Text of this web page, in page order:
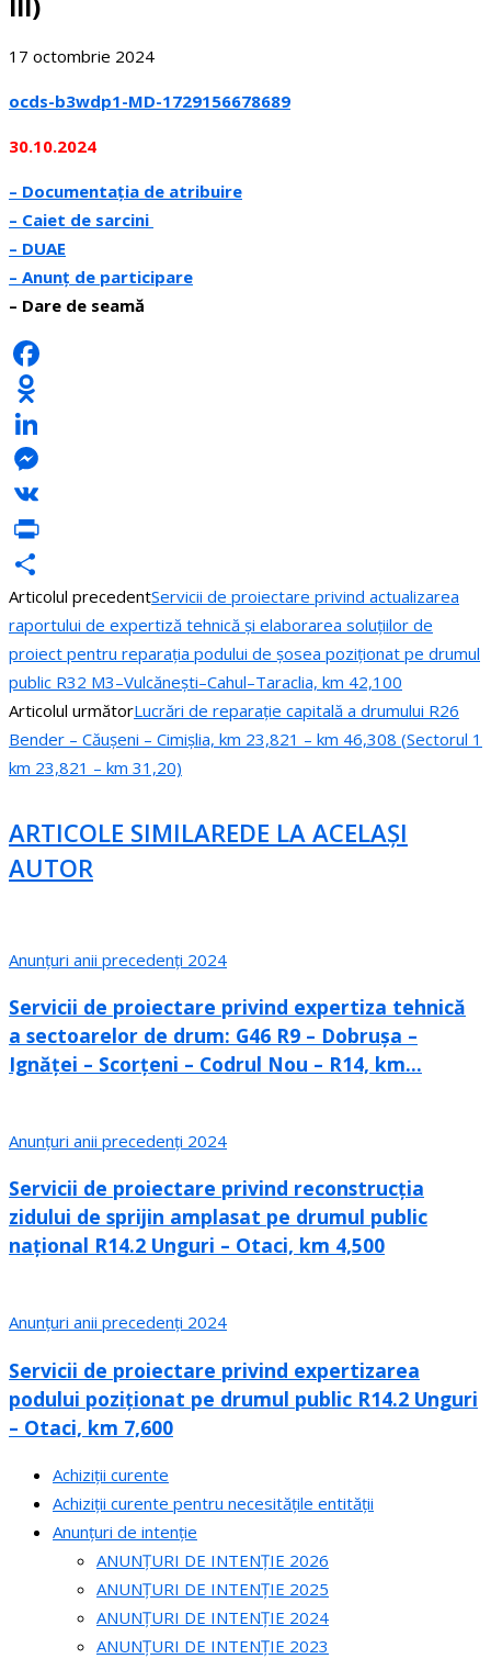
17 octombrie 2024
ocds-b3wdp1-MD-1729156678689
30.10.2024
– Documentația de atribuire
– Caiet de sarcini
– DUAE
– Anunț de participare
– Dare de seamă
Facebook
Odnoklassniki
LinkedIn
Messenger
VK
PrintFriendly
Partajează
Articolul precedentServicii de proiectare privind actualizarea
raportului de expertiză tehnică și elaborarea soluțiilor de
proiect pentru reparația podului de șosea poziționat pe drumul
public R32 M3–Vulcănești–Cahul–Taraclia, km 42,100
Articolul următorLucrări de reparație capitală a drumului R26
Bender – Căușeni – Cimișlia, km 23,821 – km 46,308 (Sectorul 1
km 23,821 – km 31,20)
ARTICOLE SIMILAREDE LA ACELAȘI
AUTOR
Anunțuri anii precedenți 2024
Servicii de proiectare privind expertiza tehnică
a sectoarelor de drum: G46 R9 – Dobrușa –
Ignăței – Scorțeni – Codrul Nou – R14, km...
Anunțuri anii precedenți 2024
Servicii de proiectare privind reconstrucția
zidului de sprijin amplasat pe drumul public
național R14.2 Unguri – Otaci, km 4,500
Anunțuri anii precedenți 2024
Servicii de proiectare privind expertizarea
podului poziționat pe drumul public R14.2 Unguri
– Otaci, km 7,600
Achiziții curente
Achiziții curente pentru necesitățile entității
Anunțuri de intenție
ANUNȚURI DE INTENȚIE 2026
ANUNȚURI DE INTENȚIE 2025
ANUNȚURI DE INTENȚIE 2024
ANUNȚURI DE INTENȚIE 2023